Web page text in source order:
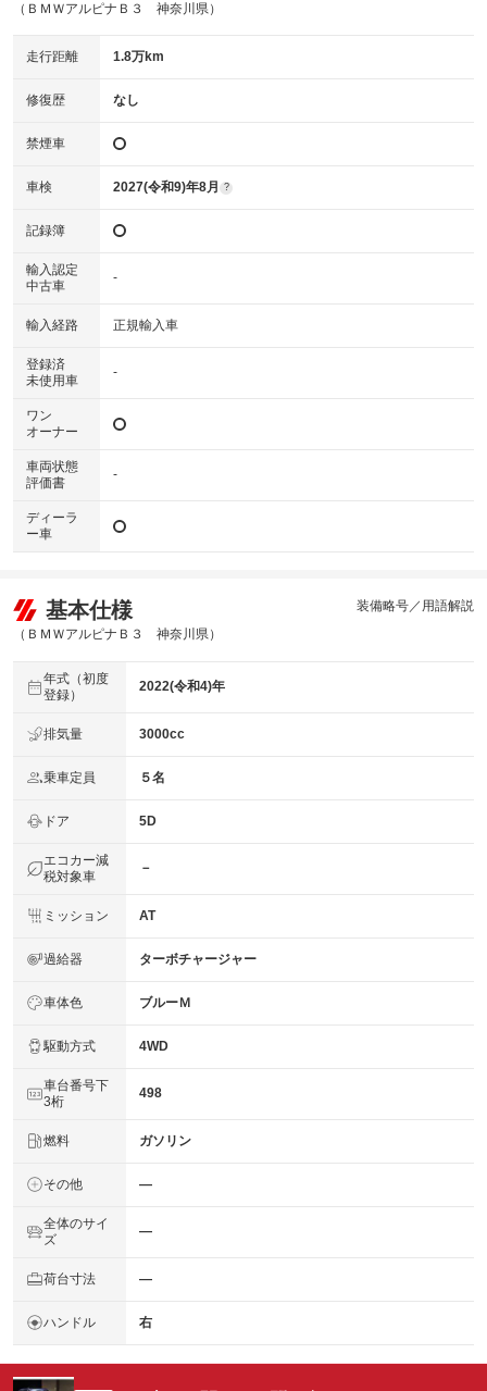
（ＢＭＷアルピナＢ３ 神奈川県）
走行距離 1.8万km
修復歴 なし
禁煙車
車検 2027(令和9)年8月 ?
記録簿
輸入認定
中古車
-
輸入経路 正規輸入車
登録済
未使用車
-
ワン
オーナー
車両状態
評価書
-
ディーラ
ー車
基本仕様
（ＢＭＷアルピナＢ３ 神奈川県）
装備略号／用語解説
年式（初度
登録）
2022(令和4)年
排気量 3000cc
乗車定員 ５名
ドア 5D
エコカー減
税対象車
－
ミッション AT
過給器 ターボチャージャー
車体色 ブルーＭ
駆動方式 4WD
車台番号下
3桁
498
燃料 ガソリン
その他 ―
全体のサイ
ズ
―
荷台寸法 ―
ハンドル 右